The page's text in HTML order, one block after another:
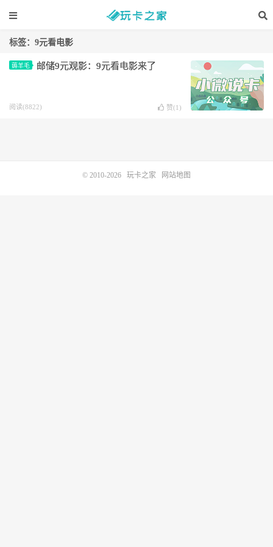
标签：9元看电影
薅羊毛 邮储9元观影：9元看电影来了
阅读(8822) 赞(1 )
© 2010-2026 玩卡之家 网站地图